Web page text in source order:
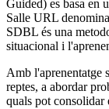
Guided) es basa en
Salle URL
SDBL és una
situacional i
Amb l'aprenentatge
reptes, a abordar
quals pot consolidar